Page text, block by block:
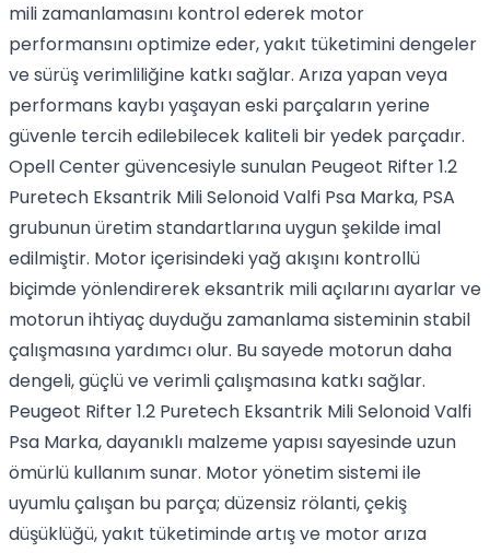
mili zamanlamasını kontrol ederek motor
performansını optimize eder, yakıt tüketimini dengeler
ve sürüş verimliliğine katkı sağlar. Arıza yapan veya
performans kaybı yaşayan eski parçaların yerine
güvenle tercih edilebilecek kaliteli bir yedek parçadır.
Opell Center güvencesiyle sunulan Peugeot Rifter 1.2
Puretech Eksantrik Mili Selonoid Valfi Psa Marka, PSA
grubunun üretim standartlarına uygun şekilde imal
edilmiştir. Motor içerisindeki yağ akışını kontrollü
biçimde yönlendirerek eksantrik mili açılarını ayarlar ve
motorun ihtiyaç duyduğu zamanlama sisteminin stabil
çalışmasına yardımcı olur. Bu sayede motorun daha
dengeli, güçlü ve verimli çalışmasına katkı sağlar.
Peugeot Rifter 1.2 Puretech Eksantrik Mili Selonoid Valfi
Psa Marka, dayanıklı malzeme yapısı sayesinde uzun
ömürlü kullanım sunar. Motor yönetim sistemi ile
uyumlu çalışan bu parça; düzensiz rölanti, çekiş
düşüklüğü, yakıt tüketiminde artış ve motor arıza